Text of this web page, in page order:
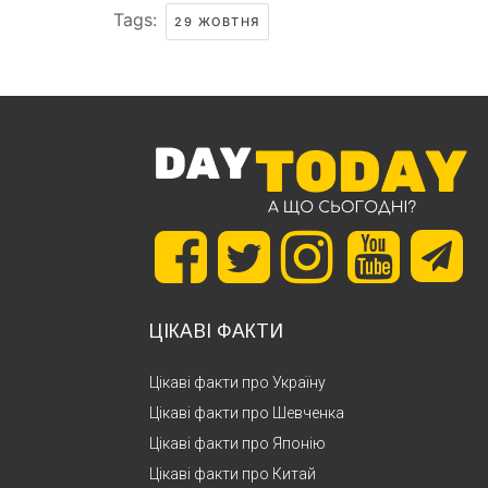
Tags: 29 ЖОВТНЯ
ЦІКАВІ ФАКТИ
Цікаві факти про Україну
Цікаві факти про Шевченка
Цікаві факти про Японію
Цікаві факти про Китай